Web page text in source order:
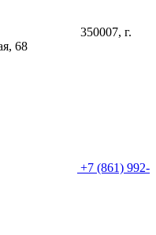
350007, г.
68
+7 (861) 992-